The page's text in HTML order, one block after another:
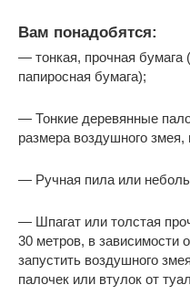
Вам понадобятся:
— тонкая, прочная бумага
папиросная бумага);
— Тонкие деревянные
размера воздушного
— Ручная пила или
— Шпагат или толстая
30 метров, в зависимости
запустить воздушного
палочек или втулок от